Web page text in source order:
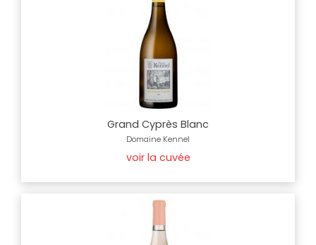
Grand Cyprès Blanc
Domaine Kennel
voir la cuvée